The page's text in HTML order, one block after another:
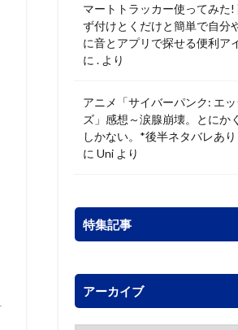
マートトラッカー使ってみた!
ず付けとくだけと簡単で自分
に音とアプリで探せる便利ア
に . より
アニメ「サイバーパンク: エ
ズ」感想～涙腺崩壊。とにか
しかない。*後半ネタバレあり
に Uni より
特集記事
アーカイブ